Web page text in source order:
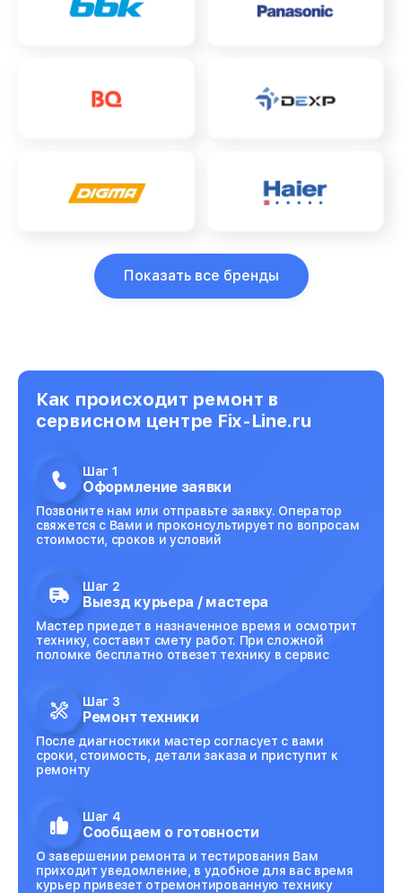
Показать все бренды
Как происходит ремонт в
сервисном центре Fix-Line.ru
Шаг 1
Оформление заявки
Позвоните нам или отправьте заявку. Оператор
свяжется с Вами и проконсультирует по вопросам
стоимости, сроков и условий
Шаг 2
Выезд курьера / мастера
Мастер приедет в назначенное время и осмотрит
технику, составит смету работ. При сложной
поломке бесплатно отвезет технику в сервис
Шаг 3
Ремонт техники
После диагностики мастер согласует с вами
сроки, стоимость, детали заказа и приступит к
ремонту
Шаг 4
Сообщаем о готовности
О завершении ремонта и тестирования Вам
приходит уведомление, в удобное для вас время
курьер привезет отремонтированную технику